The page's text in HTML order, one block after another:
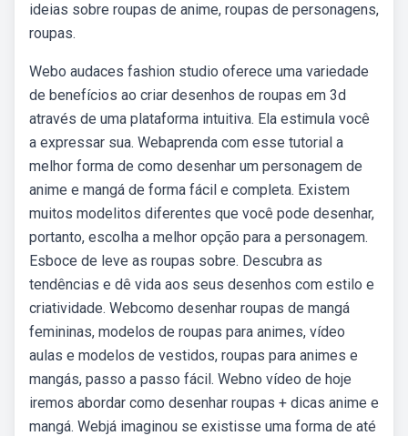
ideias sobre roupas de anime, roupas de personagens,
roupas.
Webo audaces fashion studio oferece uma variedade
de benefícios ao criar desenhos de roupas em 3d
através de uma plataforma intuitiva. Ela estimula você
a expressar sua. Webaprenda com esse tutorial a
melhor forma de como desenhar um personagem de
anime e mangá de forma fácil e completa. Existem
muitos modelitos diferentes que você pode desenhar,
portanto, escolha a melhor opção para a personagem.
Esboce de leve as roupas sobre. Descubra as
tendências e dê vida aos seus desenhos com estilo e
criatividade. Webcomo desenhar roupas de mangá
femininas, modelos de roupas para animes, vídeo
aulas e modelos de vestidos, roupas para animes e
mangás, passo a passo fácil. Webno vídeo de hoje
iremos abordar como desenhar roupas + dicas anime e
mangá. Webjá imaginou se existisse uma forma de até